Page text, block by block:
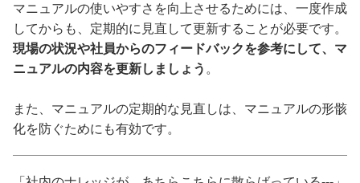
マニュアルの使いやすさを向上させるためには、一度作成
してからも、定期的に見直して更新することが必要です。
現場の状況や社員からのフィードバックを参考にして、マ
ニュアルの内容を更新しましょう 。
また、マニュアルの定期的な見直しは、マニュアルの形骸
化を防ぐためにも有効です。